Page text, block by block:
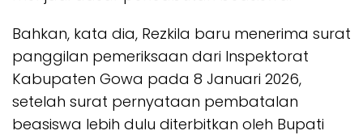
Bahkan, kata dia, Rezkila baru menerima surat
panggilan pemeriksaan dari Inspektorat
Kabupaten Gowa pada 8 Januari 2026,
setelah surat pernyataan pembatalan
beasiswa lebih dulu diterbitkan oleh Bupati